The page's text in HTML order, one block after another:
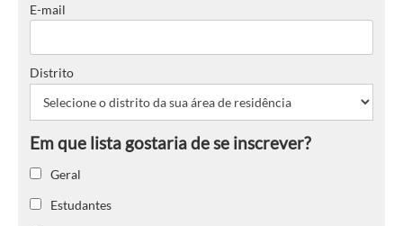
E-mail
Distrito
Geral
Estudantes